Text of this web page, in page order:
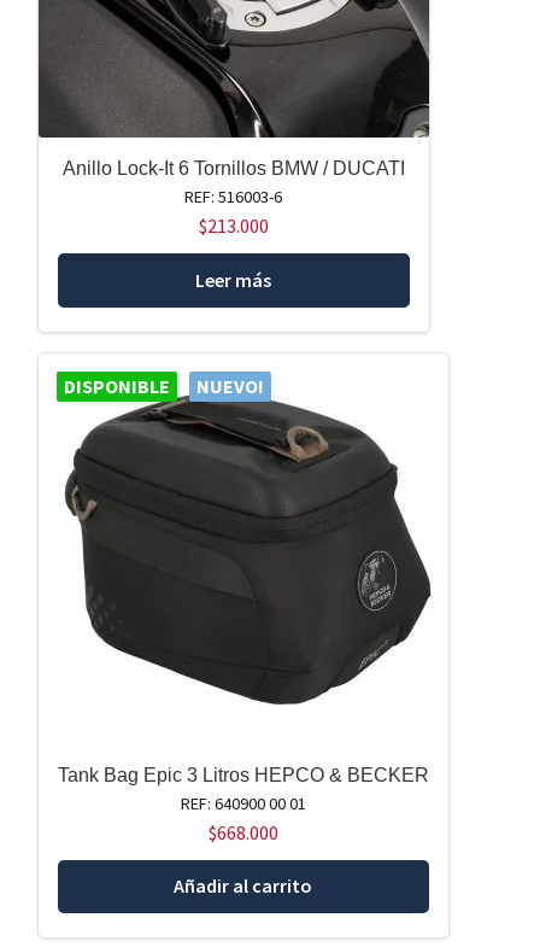
Anillo Lock-It 6 Tornillos BMW / DUCATI
REF: 516003-6
$213.000
Leer más
DISPONIBLE NUEVO!
Tank Bag Epic 3 Litros HEPCO & BECKER
REF: 640900 00 01
$668.000
Añadir al carrito